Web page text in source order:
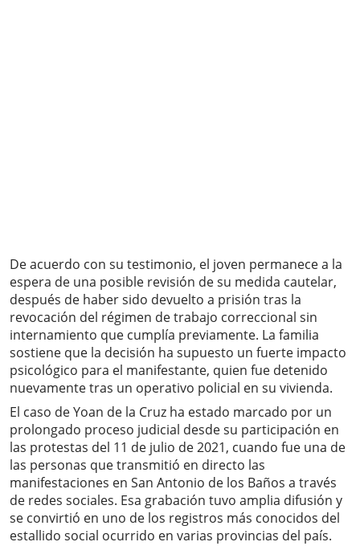
De acuerdo con su testimonio, el joven permanece a la
espera de una posible revisión de su medida cautelar,
después de haber sido devuelto a prisión tras la
revocación del régimen de trabajo correccional sin
internamiento que cumplía previamente. La familia
sostiene que la decisión ha supuesto un fuerte impacto
psicológico para el manifestante, quien fue detenido
nuevamente tras un operativo policial en su vivienda.
El caso de Yoan de la Cruz ha estado marcado por un
prolongado proceso judicial desde su participación en
las protestas del 11 de julio de 2021, cuando fue una de
las personas que transmitió en directo las
manifestaciones en San Antonio de los Baños a través
de redes sociales. Esa grabación tuvo amplia difusión y
se convirtió en uno de los registros más conocidos del
estallido social ocurrido en varias provincias del país.